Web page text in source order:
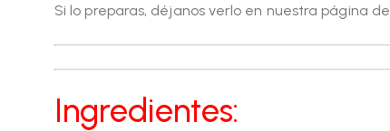
Si lo preparas, déjanos verlo en nuestra página de
Ingredientes: